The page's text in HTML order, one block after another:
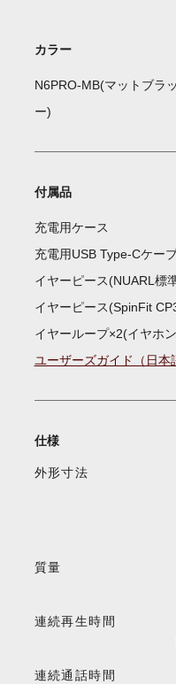
カラー
N6PRO-MB(マットブラ
ー)
付属品
充電用ケース
充電用USB Type-Cケー
イヤーピース(NUARL標
イヤーピース(SpinFit
イヤーループ×2(イヤホ
ユーザーズガイド（日本
仕様
外形寸法
質量
連続再生時間
連続通話時間